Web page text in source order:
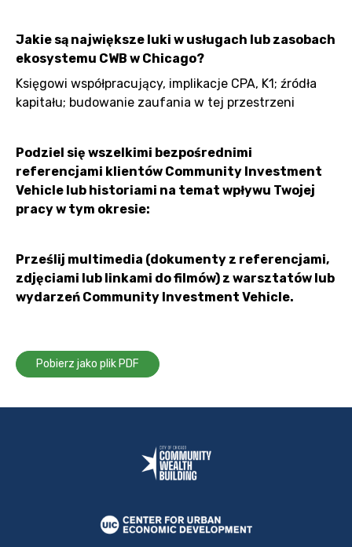
Jakie są największe luki w usługach lub zasobach
ekosystemu CWB w Chicago?
Księgowi współpracujący, implikacje CPA, K1; źródła
kapitału; budowanie zaufania w tej przestrzeni
Podziel się wszelkimi bezpośrednimi
referencjami klientów Community Investment
Vehicle lub historiami na temat wpływu Twojej
pracy w tym okresie:
Prześlij multimedia (dokumenty z referencjami,
zdjęciami lub linkami do filmów) z warsztatów lub
wydarzeń Community Investment Vehicle.
Pobierz jako plik PDF